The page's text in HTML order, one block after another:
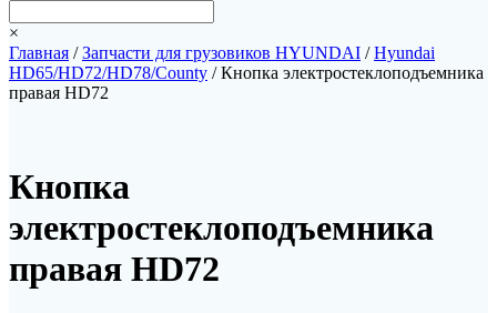
×
Главная /Запчасти для грузовиков HYUNDAI /Hyundai
HD65/HD72/HD78/County / Кнопка электростеклоподъемника
правая HD72
Кнопка
электростеклоподъемника
правая HD72